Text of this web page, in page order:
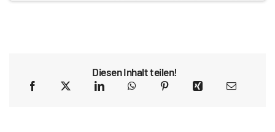
Diesen Inhalt teilen!